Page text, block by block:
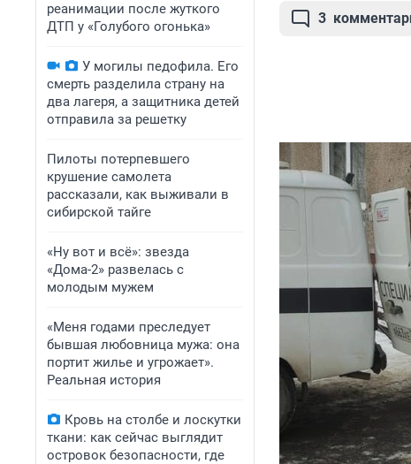
реанимации после жуткого
ДТП у «Голубого огонька»
У могилы педофила. Его
смерть разделила страну на
два лагеря, а защитника детей
отправила за решетку
Пилоты потерпевшего
крушение самолета
рассказали, как выживали в
сибирской тайге
«Ну вот и всё»: звезда
«Дома-2» развелась с
молодым мужем
«Меня годами преследует
бывшая любовница мужа: она
портит жилье и угрожает».
Реальная история
Кровь на столбе и лоскутки
ткани: как сейчас выглядит
островок безопасности, где
3